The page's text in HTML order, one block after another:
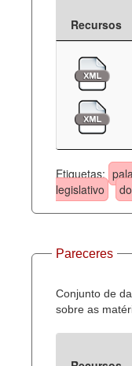
Recursos
Etiquetas:
legislativo
Pareceres
Conjunto de
sobre as